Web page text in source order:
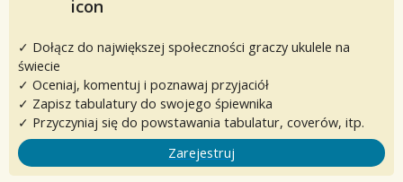
✓ Dołącz do największej społeczności graczy ukulele na
świecie
✓ Oceniaj, komentuj i poznawaj przyjaciół
✓ Zapisz tabulatury do swojego śpiewnika
✓ Przyczyniaj się do powstawania tabulatur, coverów, itp.
Zarejestruj